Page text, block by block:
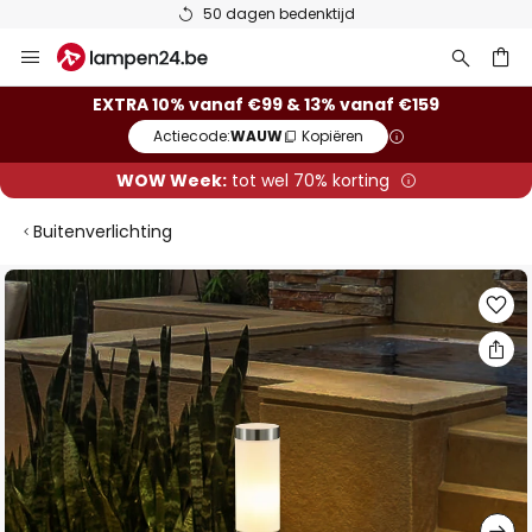
50 dagen bedenktijd
naar
EXTRA 10% vanaf €99 & 13% vanaf €159
Actiecode:WAUW Kopiëren
WOW Week:tot wel 70% korting
Buitenverlichting
Ga
naar
het
einde
van
de
afbeeldingen-
gallerij